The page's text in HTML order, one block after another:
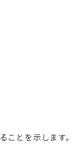
とを示します。